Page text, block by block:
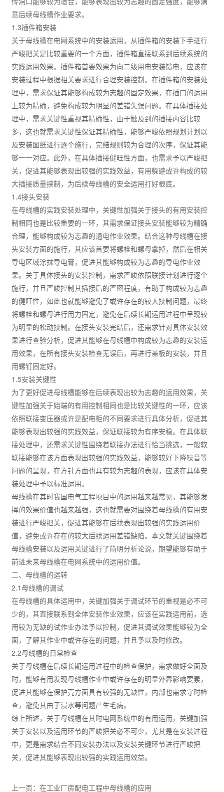
意后续母线槽作业要求。
1.3插件箱安装
关于母线槽在电网系统中的安装运用，从插件箱的安装下手进行
严峻把关是比较重要的一个方面，插件箱直接联系到后续系统的
实践运用效果。插件箱首要效果为向二级用电安装馈电，应该在
安装过程中根据相关要求进行合理安装控制。在插件箱的安装处
理中，需求保证其能够构成较为志趣的固定效果，在插口的运用
上较为精确，避免构成较为明显的差错失误问题。在具体插接处
理中，需求关键性重视其精确性，由于触及到的插接内容比较
多，这也就需求关键性保证其精确性，能够严峻依照规划计划以
及安装图纸进行逐个施行，完结规则较为合理的次序，保证其能
够一一对应。此外，在具体插接健旺性方面，也需求予以严峻把
关，促进其能够表现出较强的实践效益，有用躲避或许构成的较
大插接质量挟制，为后续母线槽的安全运用打好根底。
1.4接头安装
在母线槽的实践安装处理中，关键性加强关于接头的有用安装控
制相同也是比较重要的一环，其需求保证接头安装能够较为精确
合理，能够构成较为志趣的通电作业效果。结合这种母线槽在接
头安装方面的施行，其应该首要将螺栓和螺母拿掉，然后在相关
导电区域涂抹导电膏，促进其能够构成较为志趣的导电作业效
果。关于具体接头的安装控制，需求严峻依照联接计划进行逐个
施行，并且严峻控制其插接后的严密程度，有助于构成较为志趣
的健旺性，如此也就能够避免了或许存在的较大挟制问题，最终
将螺栓和螺母进行用力固定，避免在后续长期运用过程中呈现较
为明显的松动挟制。在接头安装完结后，还需求针对具体安装效
果进行查验分析，促进其能够在母线槽中构成较为志趣的安装运
用效果，在所有接头安装检查无误后，再进行盖板的安装，并且
用螺钉固定好。
1.5安装关键性
为了更好促进母线槽能够在后续表现出较为志趣的运用效果，关
键性加强关于始端的有用控制相同也是比较关键性的一环，应该
依照联接变压器或许是配电柜的不同要求进行具体分析，促进其
能够表现出较强的实践效益，保证联接较为有序安稳。在具体联
接处理中，还需求关键性围绕着联接办法进行恰当挑选，一般软
联接能够在该方面表现出较强的实践效益，能够较好下降噪音等
问题的呈现，在方针方面也具有较为志趣的表现，应该在具体安
装处理中予以标准运用。
母线槽在其时我国电气工程项目中的运用越来越常见，其能够发
挥的效果价值也越来越强，这也就需要对围绕着母线槽的有用安
装进行严峻把关，促进其能够在后续表现出较强的实践运用价
值，避免或许存在的较大后续运用差错缺陷。本文就关键围绕着
母线槽安装以及运用关键进行了简明分析论说，期望能够有助于
前进未来母线槽在电网系统中的运用价值。
二、母线槽的运转
2.1母线槽的调试
在母线槽的具体运用中，关键加强关于调试环节的重视是必不可
少的，其直接联系到全体安装作业效果，应该在实践运用前，选
用较为无缺的试作业办法予以控制，促进其调试效果能够较为全
面，了解其作业中或许存在的问题，并且予以及时修改。
2.2母线槽的日常检查
关于母线槽在后续长期运用过程中的检查保护，需求做好全面及
时，能够有用发现母线槽作业中或许存在的明显外界影响要素，
促进其能够在保护壳方面具有较强的无缺性，内部也需求守时检
查，避免其由于浸水等问题产生毛病。
综上所述，关于母线槽在其时电网系统中的有用运用，关键加强
关于安装以及运用环节的严峻把关必不可少，尤其是在安装过程
中，更是需求结合不同安装办法以及安装关键环节进行严峻把
关，促进其能够表现出较强的实践运用效益。
上一页：在工业厂房配电工程中母线槽的应用